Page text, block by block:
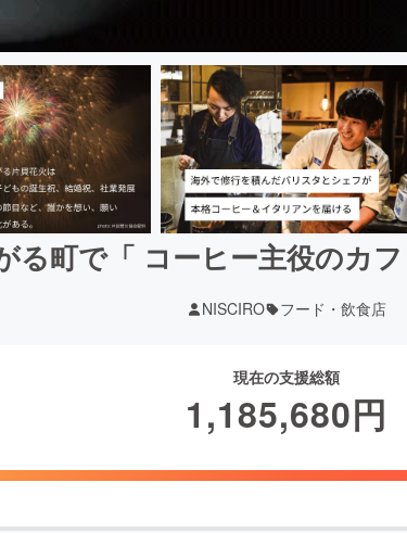
る町で「 コーヒー主役のカ
NISCIRO フード・飲食店
現在の支援総額
1,185,680円